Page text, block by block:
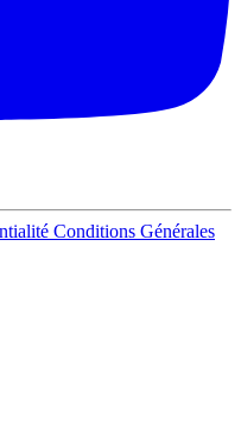
Conditions Générales